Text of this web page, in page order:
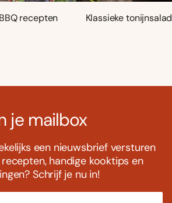
recepten
Klassieke
je mailbox
een nieuwsbrief versturen
handige kooktips en
Schrijf je nu in!